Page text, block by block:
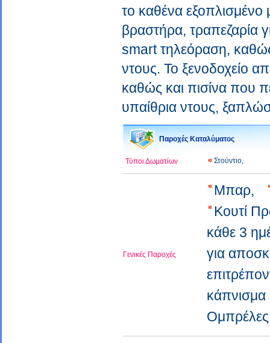
το καθένα εξοπλισμένο
βραστήρα, τραπεζαρία
smart τηλεόραση, καθώς
ντους. Το ξενοδοχείο
καθώς και πισίνα που
υπαίθρια ντους,
Παροχές Καταλύματος
Τύποι Δωματίων Στούντιο,
Γενικές Παροχές
Μπαρ,
Κουτί
κάθε 3
για
κάπνισμα